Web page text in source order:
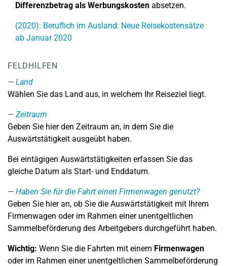
Differenzbetrag als Werbungskosten absetzen.
(2020): Beruflich im Ausland: Neue Reisekostensätze
ab Januar 2020
FELDHILFEN
Land
Wählen Sie das Land aus, in welchem Ihr Reiseziel liegt.
Zeitraum
Geben Sie hier den Zeitraum an, in dem Sie die
Auswärtstätigkeit ausgeübt haben.
Bei eintägigen Auswärtstätigkeiten erfassen Sie das
gleiche Datum als Start- und Enddatum.
Haben Sie für die Fahrt einen Firmenwagen genutzt?
Geben Sie hier an, ob Sie die Auswärtstätigkeit mit Ihrem
Firmenwagen oder im Rahmen einer unentgeltlichen
Sammelbeförderung des Arbeitgebers durchgeführt haben.
Wichtig: Wenn Sie die Fahrten mit einem Firmenwagen
oder im Rahmen einer unentgeltlichen Sammelbeförderung